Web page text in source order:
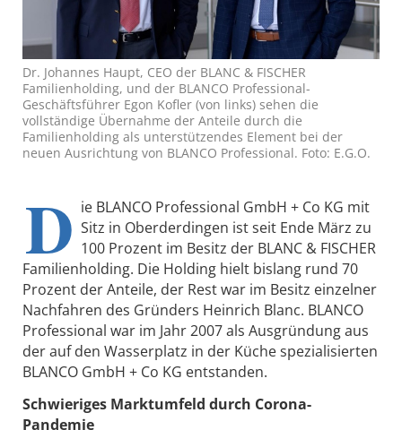
Dr. Johannes Haupt, CEO der BLANC & FISCHER
Familienholding, und der BLANCO Professional-
Geschäftsführer Egon Kofler (von links) sehen die
vollständige Übernahme der Anteile durch die
Familienholding als unterstützendes Element bei der
neuen Ausrichtung von BLANCO Professional. Foto: E.G.O.
D ie BLANCO Professional GmbH + Co KG mit
Sitz in Oberderdingen ist seit Ende März zu
100 Prozent im Besitz der BLANC & FISCHER
Familienholding. Die Holding hielt bislang rund 70
Prozent der Anteile, der Rest war im Besitz einzelner
Nachfahren des Gründers Heinrich Blanc. BLANCO
Professional war im Jahr 2007 als Ausgründung aus
der auf den Wasserplatz in der Küche spezialisierten
BLANCO GmbH + Co KG entstanden.
Schwieriges Marktumfeld durch Corona-
Pandemie